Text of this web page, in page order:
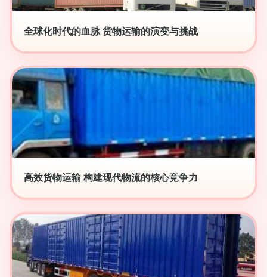
全球化时代的血脉 货物运输的演变与挑战
高效货物运输 构建现代物流的核心竞争力